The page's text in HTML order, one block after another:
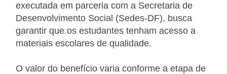
executada em parceria com a Secretaria de
Desenvolvimento Social (Sedes-DF), busca
garantir que os estudantes tenham acesso a
materiais escolares de qualidade.
O valor do benefício varia conforme a etapa de